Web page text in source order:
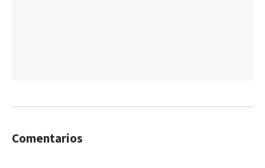
Comentarios